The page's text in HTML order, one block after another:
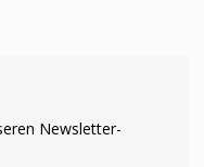
Newsletter-